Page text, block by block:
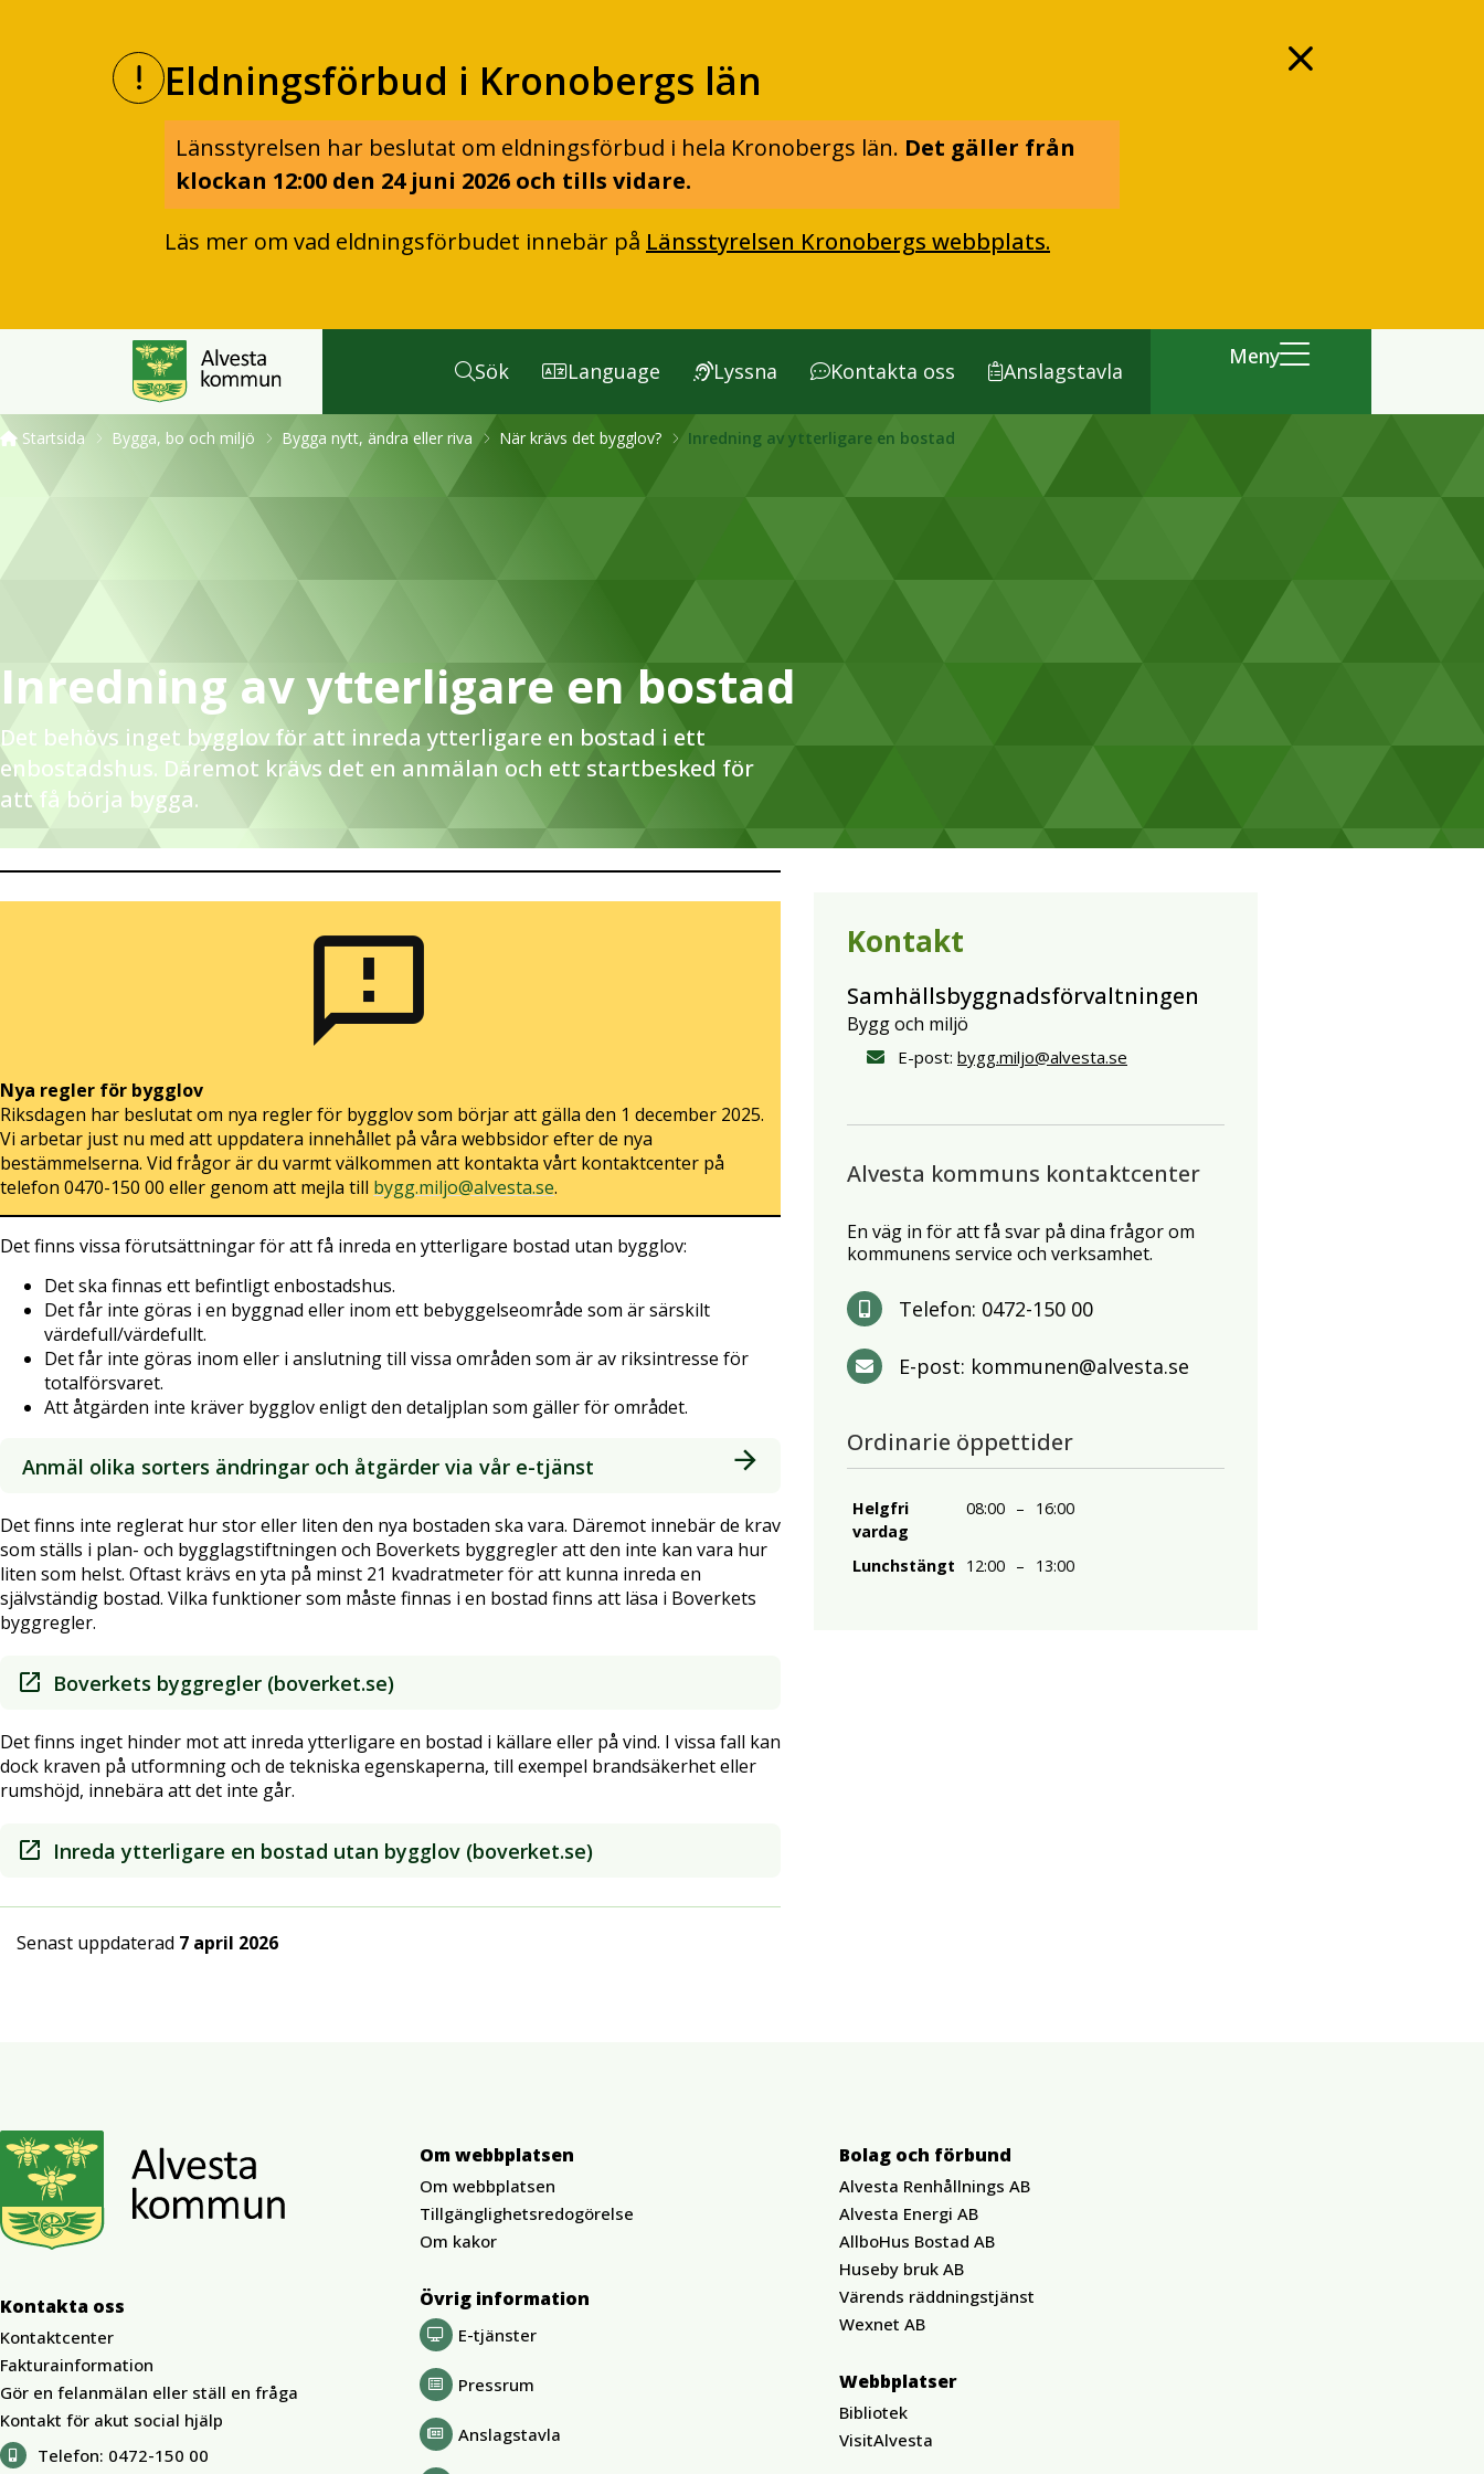
Eldningsförbud i Kronobergs län
Länsstyrelsen har beslutat om eldningsförbud i hela Kronobergs län. Det gäller från
klockan 12:00 den 24 juni 2026 och tills vidare.
Läs mer om vad eldningsförbudet innebär på Länsstyrelsen Kronobergs webbplats.
Sök Language Lyssna Kontakta oss Anslagstavla
Meny
Startsida Bygga, bo och miljö Bygga nytt, ändra eller riva När krävs det bygglov? Inredning av ytterligare en bostad
Inredning av ytterligare en bostad
Det behövs inget bygglov för att inreda ytterligare en bostad i ett
enbostadshus. Däremot krävs det en anmälan och ett startbesked för
att få börja bygga.
sms_failed
Nya regler för bygglov
Riksdagen har beslutat om nya regler för bygglov som börjar att gälla den 1 december 2025.
Vi arbetar just nu med att uppdatera innehållet på våra webbsidor efter de nya
bestämmelserna. Vid frågor är du varmt välkommen att kontakta vårt kontaktcenter på
telefon 0470-150 00 eller genom att mejla till bygg.miljo@alvesta.se.
Det finns vissa förutsättningar för att få inreda en ytterligare bostad utan bygglov:
Det ska finnas ett befintligt enbostadshus.
Det får inte göras i en byggnad eller inom ett bebyggelseområde som är särskilt
värdefull/värdefullt.
Det får inte göras inom eller i anslutning till vissa områden som är av riksintresse för
totalförsvaret.
Att åtgärden inte kräver bygglov enligt den detaljplan som gäller för området.
Anmäl olika sorters ändringar och åtgärder via vår e-tjänst
Det finns inte reglerat hur stor eller liten den nya bostaden ska vara. Däremot innebär de krav
som ställs i plan- och bygglagstiftningen och Boverkets byggregler att den inte kan vara hur
liten som helst. Oftast krävs en yta på minst 21 kvadratmeter för att kunna inreda en
självständig bostad. Vilka funktioner som måste finnas i en bostad finns att läsa i Boverkets
byggregler.
Boverkets byggregler (boverket.se)
Det finns inget hinder mot att inreda ytterligare en bostad i källare eller på vind. I vissa fall kan
dock kraven på utformning och de tekniska egenskaperna, till exempel brandsäkerhet eller
rumshöjd, innebära att det inte går.
Inreda ytterligare en bostad utan bygglov (boverket.se)
Senast uppdaterad 7 april 2026
Kontakt
Samhällsbyggnadsförvaltningen
Bygg och miljö
E-post: bygg.miljo@alvesta.se
Alvesta kommuns kontaktcenter
En väg in för att få svar på dina frågor om
kommunens service och verksamhet.
Telefon: 0472-150 00
E-post: kommunen@alvesta.se
Ordinarie öppettider
Helgfri
vardag
08:00 – 16:00
Lunchstängt 12:00 – 13:00
Kontakta oss
Kontaktcenter
Fakturainformation
Gör en felanmälan eller ställ en fråga
Kontakt för akut social hjälp
Telefon: 0472-150 00
Om webbplatsen
Om webbplatsen
Tillgänglighetsredogörelse
Om kakor
Övrig information
E-tjänster
Pressrum
Anslagstavla
Bolag och förbund
Alvesta Renhållnings AB
Alvesta Energi AB
AllboHus Bostad AB
Huseby bruk AB
Värends räddningstjänst
Wexnet AB
Webbplatser
Bibliotek
VisitAlvesta